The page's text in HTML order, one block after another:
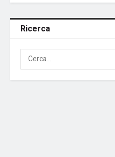
Ricerca